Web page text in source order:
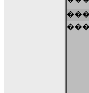
������! ���